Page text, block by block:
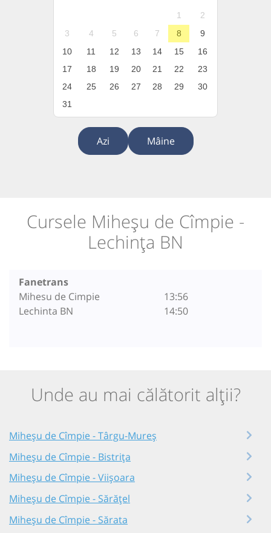
1
2
3
4 5 6 7 8
9
10
11 12 13 14 15
16
17
18 19 20 21 22
23
24
25 26 27 28 29
30
31
Azi Mâine
Cursele Miheșu de Cîmpie -
Lechința BN
Fanetrans
Mihesu de Cimpie
Lechinta BN
13:56
14:50
Unde au mai călătorit alții?
Miheșu de Cîmpie - Târgu-Mureș
Miheșu de Cîmpie - Bistrița
Miheșu de Cîmpie - Viișoara
Miheșu de Cîmpie - Sărățel
Miheșu de Cîmpie - Sărata